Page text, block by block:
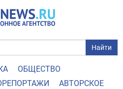
Найти
ОБЩЕСТВО
АВТОРСКОЕ